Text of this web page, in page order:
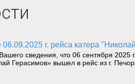
06.09.2025 г. рейса катера
сведения, что 06 сентября 2025
Герасимов» вышел в рейс из г.